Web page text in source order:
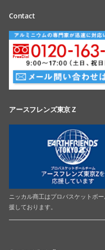
Contact
アースフレンズ東京Ｚ
ニッカル商工はプロバスケットボ
援しております。